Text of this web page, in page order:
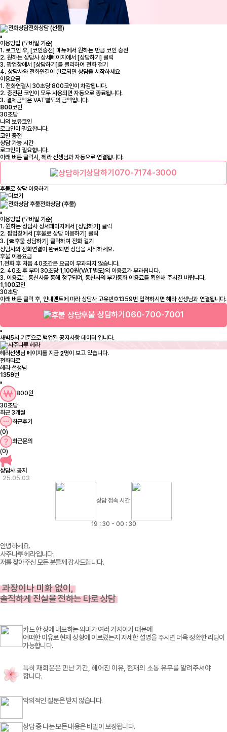
전화상담 (선불)
이용방법 (모바일 기준)
1. 로그인 후, [코인충전] 메뉴에서 원하는 만큼 코인 충전
2. 원하는 상담사 상세페이지에서 [상담하기] 클릭
3. 팝업창에서 [상담하기]를 클리하여 전화 걸기
4. 상담사와 전화연결이 완료되면 상담을 시작하세요
이용요금
1. 전화연결시 30초당 800코인이 차감됩니다.
2. 충전된 코인이 모두 사용되면 자동으로 종료됩니다.
3. 결제금액은 VAT별도의 금액입니다.
800코인
30초당
나의 보유코인
로그인이 필요합니다.
코인 충전
상담 가능 시간
로그인이 필요합니다.
아래 버튼 클릭시, 헤라 선생님과 자동으로 연결됩니다.
상담하기 070-7174-3000
후불로 상담 이용하기
전화상담 (후불)
이용방법 (모바일 기준)
1. 원하는 상담사 상세페이지에서 [상담하기] 클릭
2. 팝업창에서 [후불로 상담 이용하기] 클릭
3. [☎후불 상담하기] 클릭하여 전화 걸기
상담사와 전화연결이 완료되면 상담을 시작하세요.
후불 이용요금
1.전화 후 처음 40초간은 요금이 부과되지 않습니다.
2. 40초 후 부터 30초당 1,100원(VAT별도)의 이용료가 부과됩니다.
3. 이용료는 통신사를 통해 청구되며, 통신사의 부가통화 이용료를 확인해 주시길 바랍니다.
1,100코인
30초당
아래 버튼 클릭 후, 안내멘트에 따라 상담사 고유번호1359번 입력하시면 헤라 선생님과 연결됩니다.
후불 상담하기 060-700-7001
헤라선생님 페이지를 지금 2명이 보고 있습니다.
전화타로
헤라 선생님
1359번
800원
30초당
최근 3개월
최근후기
(0)
최근문의
(0)
상담사 공지
25.05.03
상담 접속 시간
19 : 30 - 00 : 30
안녕하세요.
사주나루 헤라입니다.
저를 찾아주신 모든 분들께 감사드립니다.
과장이나 미화 없이,
솔직하게 진실을 전하는 타로 상담
카드 한 장에 내포하는 의미가 여러 가지이기 때문에
어떠한 이유로 현재 상황에 이르렀는지 자세한 설명을주시면 더욱 정확한 리딩이
가능합니다.
특히 재회운은 만난 기간, 헤어진 이유, 현재의 소통 유무를 알려주셔야
합니다.
악의적인 질문은 받지 않습니다.
상담 중 나눈 모든 내용은 비밀이 보장됩니다.